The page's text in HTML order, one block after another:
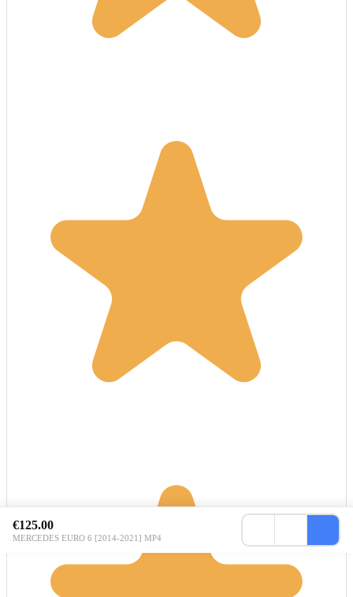
€125.00
MERCEDES EURO 6 [2014-2021] MP4